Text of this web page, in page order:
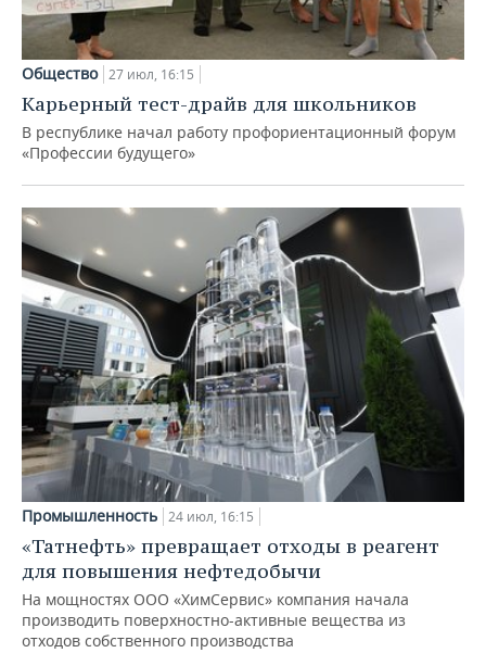
Общество 27 июл, 16:15
Карьерный тест-драйв для школьников
В республике начал работу профориентационный форум
«Профессии будущего»
Промышленность 24 июл, 16:15
«Татнефть» превращает отходы в реагент
для повышения нефтедобычи
На мощностях ООО «ХимСервис» компания начала
производить поверхностно-активные вещества из
отходов собственного производства